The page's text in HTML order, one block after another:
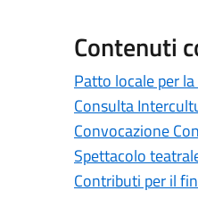
Contenuti
Patto locale per
Consulta
Convocazione
Spettacolo
Contributi per il